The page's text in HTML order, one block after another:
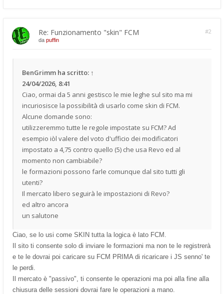
Re: Funzionamento "skin" FCM #2
da puffin
BenGrimm ha scritto: ↑
24/04/2026, 8:41
Ciao, ormai da 5 anni gestisco le mie leghe sul sito ma mi
incuriosisce la possibilità di usarlo come skin di FCM.
Alcune domande sono:
utilizzeremmo tutte le regole impostate su FCM? Ad
esempio iòl valere del voto d'ufficio dei modificatori
impostato a 4,75 contro quello (5) che usa Revo ed al
momento non cambiabile?
le formazioni possono farle comunque dal sito tutti gli
utenti?
Il mercato libero seguirà le impostazioni di Revo?
ed altro ancora
un salutone
Ciao, se lo usi come SKIN tutta la logica è lato FCM.
Il sito ti consente solo di inviare le formazioni ma non te le registrerà
e te le dovrai poi caricare su FCM PRIMA di ricaricare i JS senno' te
le perdi.
Il mercato è "passivo", ti consente le operazioni ma poi alla fine alla
chiusura delle sessioni dovrai fare le operazioni a mano.